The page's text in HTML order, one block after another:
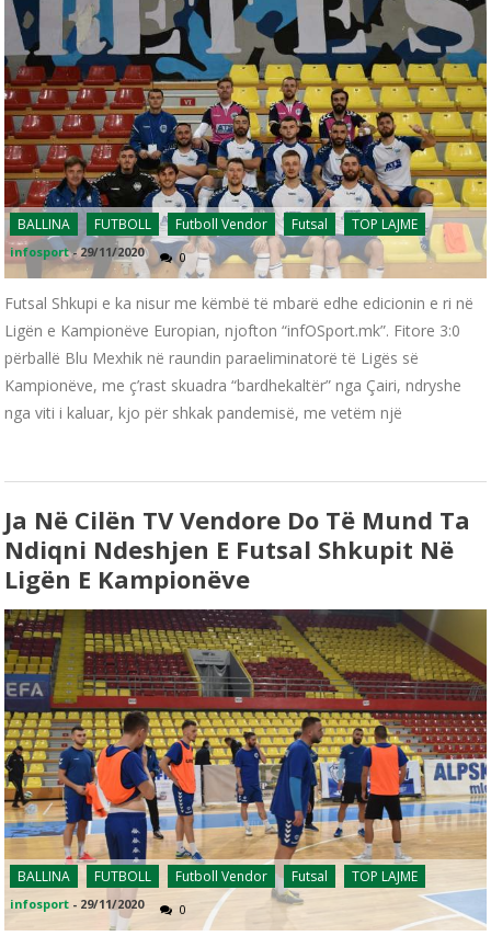
BALLINA FUTBOLL Futboll Vendor Futsal TOP LAJME
infosport -29/11/2020 0
Futsal Shkupi e ka nisur me këmbë të mbarë edhe edicionin e ri në
Ligën e Kampionëve Europian, njofton “infOSport.mk”. Fitore 3:0
përballë Blu Mexhik në raundin paraeliminatorë të Ligës së
Kampionëve, me ç’rast skuadra “bardhekaltër” nga Çairi, ndryshe
nga viti i kaluar, kjo për shkak pandemisë, me vetëm një
Ja Në Cilën TV Vendore Do Të Mund Ta
Ndiqni Ndeshjen E Futsal Shkupit Në
Ligën E Kampionëve
BALLINA FUTBOLL Futboll Vendor Futsal TOP LAJME
infosport - 29/11/2020 0